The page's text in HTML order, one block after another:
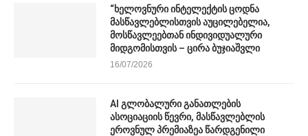
“ხელოვნური ინტელექტის ცოდნა
მასწავლებლისთვის აუცილებელია,
მოსწავლეებთან ინდივიდუალური
მიდგომისთვის – ცირა ბუჯიაშვლი
16/07/2026
AI გლობალური განათლების
ასოციაციის წევრი, მასწავლებლის
ეროვნულ პრემიაზეა წარდგენილი